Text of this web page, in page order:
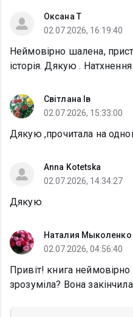
Оксана Т
02.07.2026, 16:19:40
Неймовірно шалена,
історія. Дякую .
Світлана Ів
02.07.2026, 15:33:00
Дякую ,прочитала на
Anna Kotetska
02.07.2026, 14:34:27
Дякую
Наталия Мыколенко
02.07.2026, 04:56:40
Привіт! книга неймовірно
зрозуміла? Вона